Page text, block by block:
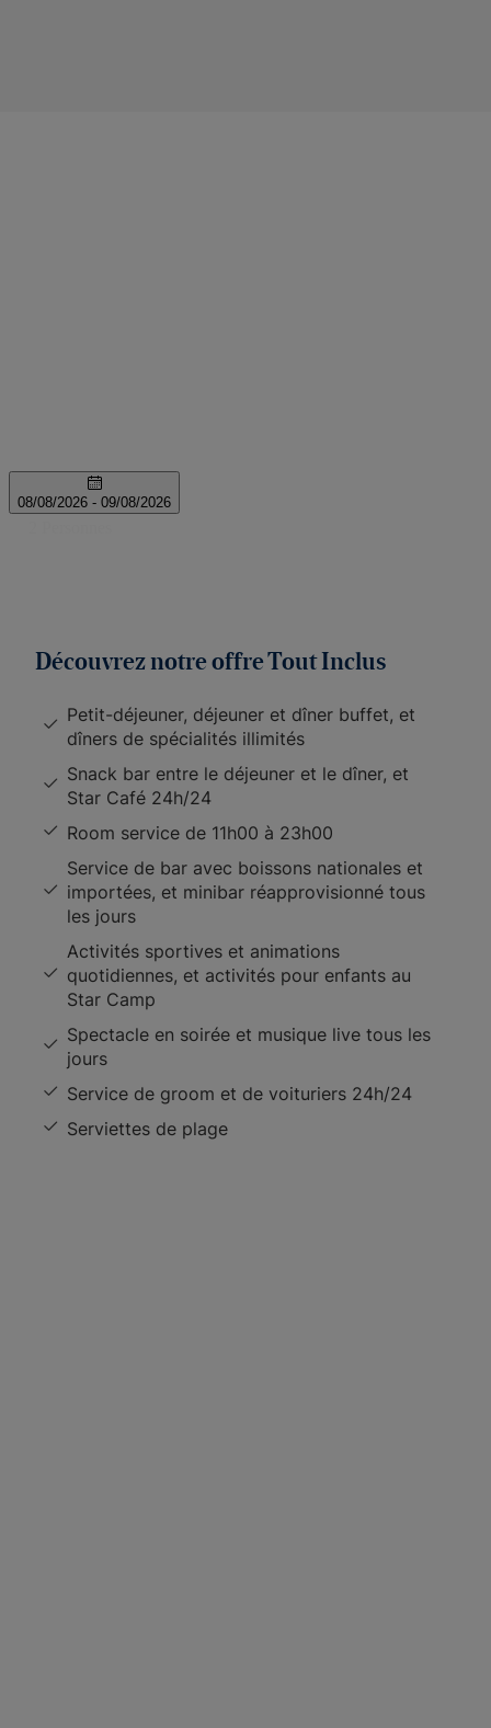
Découvrez notre offre Tout Inclus
Petit-déjeuner, déjeuner et dîner buffet, et
dîners de spécialités illimités
Snack bar entre le déjeuner et le dîner, et
Star Café 24h/24
Room service de 11h00 à 23h00
Service de bar avec boissons nationales et
importées, et minibar réapprovisionné tous
les jours
Activités sportives et animations
quotidiennes, et activités pour enfants au
Star Camp
Spectacle en soirée et musique live tous les
jours
Service de groom et de voituriers 24h/24
Serviettes de plage